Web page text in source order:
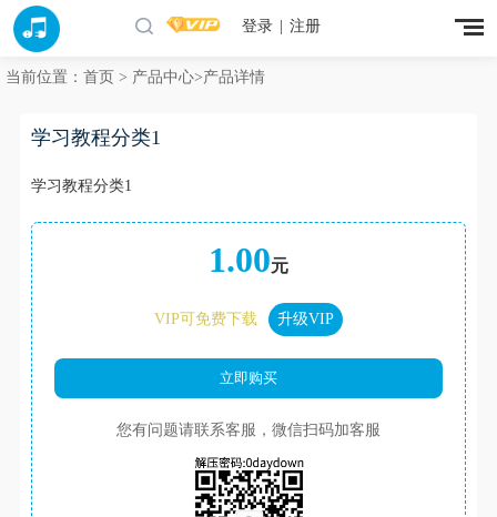
登录 注册
当前位置： 首页 > 产品中心>产品详情
学习教程分类1
学习教程分类1
1.00元
VIP可免费下载 升级VIP
您有问题请联系客服，微信扫码加客服